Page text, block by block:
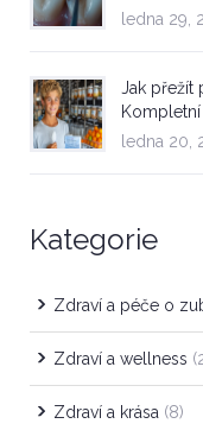
ledna 29,
Jak přežít
ledna 20,
Kategorie
Zdraví a péče o
Zdraví a wellness
Zdraví a krása (8)